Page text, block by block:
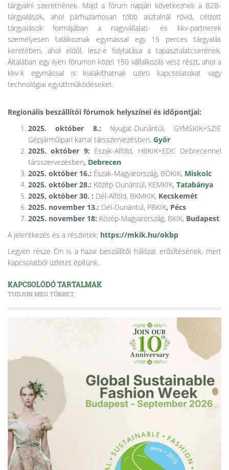
tárgyalni szeretnének. Majd a fórum napján következnek a B2B-
tárgyalások, ahol párhuzamosan több asztalnál rövid, célzott
tárgyalások formájában a nagyvállalati- és kkv-partnerek
személyesen találkoznak egymással egy 15 perces tárgyalás
keretében, ahol eldől, lesz-e folytatása a tapasztalatcserének.
Általában egy ilyen fórumon közel 150 vállalkozás vesz részt, ahol a
kkv-k egymással is kialakíthatnak üzleti kapcsolatokat vagy
technológiai együttműködéseket.
Regionális beszállítói fórumok helyszínei és időpontjai:
2025. október 8.: Nyugat-Dunántúl, GYMSKIK+SZIE
Gépjárműipari karral társszervezésben, Győr
2025. október 9: Észak-Alföld, HBKIK+EDC Debrecennel
társszervezésben, Debrecen
2025. október 16.: Észak-Magyarország, BOKIK, Miskolc
2025. október 28.: Közép-Dunántúl, KEMKIK, Tatabánya
2025. október 30. : Dél-Alföld, BKMKIK, Kecskemét
2025. november 13.: Dél-Dunántúl, PBKIK, Pécs
2025. november 18: Közép-Magyarország, BKIK, Budapest.
A jelentkezés és a részletek: https://mkik.hu/okbp
Legyen része Ön is a hazai beszállítói hálózat erősítésének, mert
kapcsolatból üzletet építünk.
KAPCSOLÓDÓ TARTALMAK
TUDJON MEG TÖBBET.